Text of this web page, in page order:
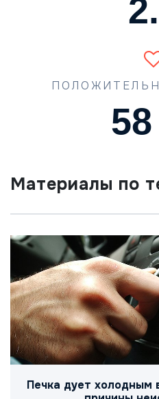
87
Материалы по
Печка дует холодным